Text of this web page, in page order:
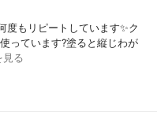
度もリピートしています✨ク
っています?塗ると縦じわが
見る